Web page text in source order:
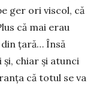
ger ori viscol, că
că mai erau
din ţară… Însă
chiar şi atunci
că totul se va